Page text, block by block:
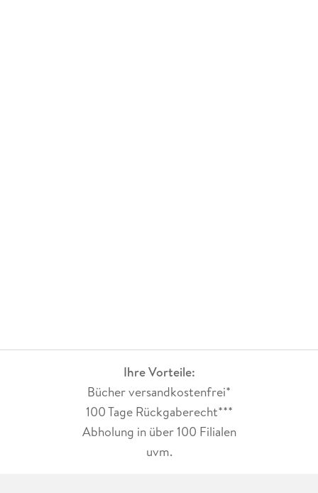
Ihre Vorteile:
Bücher versandkostenfrei*
100 Tage Rückgaberecht***
Abholung in über 100 Filialen
uvm.